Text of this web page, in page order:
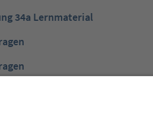
34a Lernmaterial